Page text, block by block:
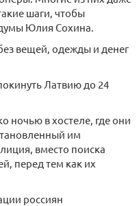
шаги, чтобы
Юлия Сохина.
вещей, одежды и денег
Латвию до 24
ночью в хостеле, где они
им
вместо поиска
перед тем как их
россиян